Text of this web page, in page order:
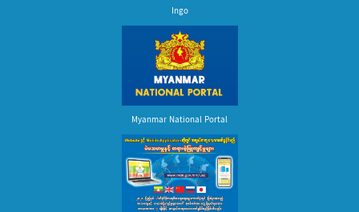
Ingo
Myanmar National Portal